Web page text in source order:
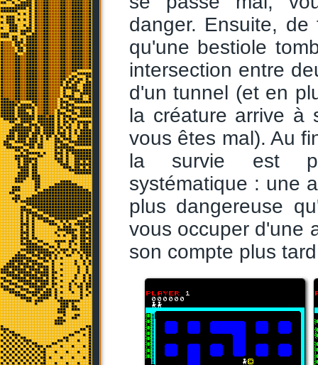
danger. Ensuite,
qu'une bestiole
intersection entre
d'un tunnel (et en
la créature arrive à
vous êtes mal). Au
la survie est
systématique : une
plus dangereuse
vous occuper d'une
son compte plus